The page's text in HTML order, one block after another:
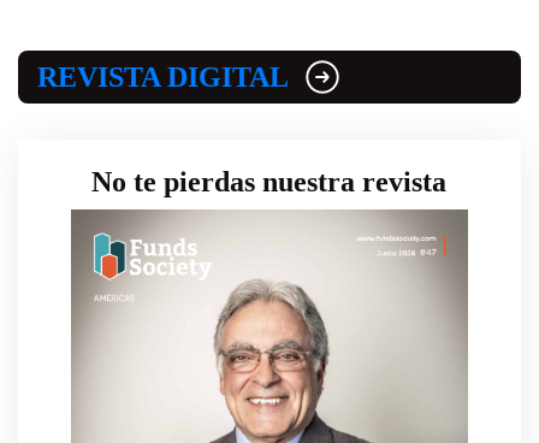
REVISTA DIGITAL
No te pierdas nuestra revista